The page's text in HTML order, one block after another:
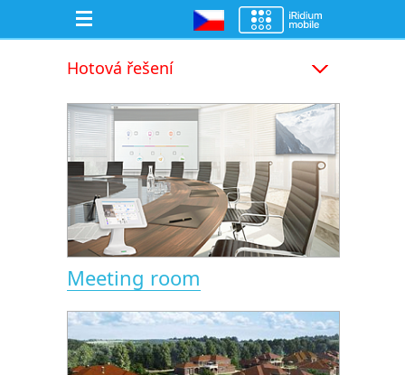
Hotová řešení
Meeting room